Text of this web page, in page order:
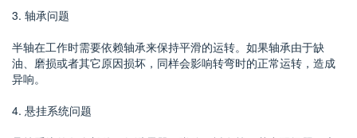
3. 轴承问题
半轴在工作时需要依赖轴承来保持平滑的运转。如果轴承由于缺
油、磨损或者其它原因损坏，同样会影响转弯时的正常运转，造成
异响。
4. 悬挂系统问题